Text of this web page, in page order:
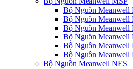
Bộ Nguồn Meanwell
Bộ Nguồn Meanwell
Bộ Nguồn Meanwell
Bộ Nguồn Meanwell
Bộ Nguồn Meanwell
Bộ Nguồn Meanwell
Bộ Nguồn Meanwell NES